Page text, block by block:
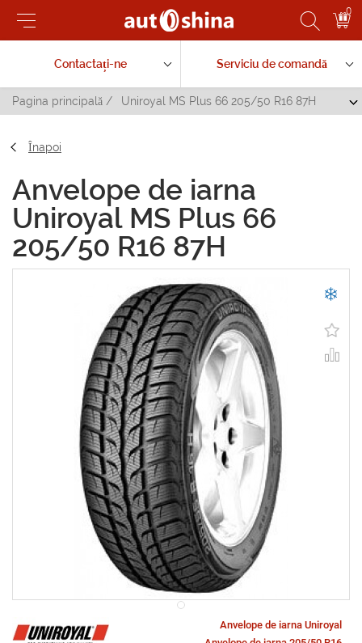
0
Contactați-ne Serviciu de comandă
Pagina principală / Uniroyal MS Plus 66 205/50 R16 87H
Înapoi
Anvelope de iarna
Uniroyal MS Plus 66
205/50 R16 87H
Anvelope de iarna Uniroyal